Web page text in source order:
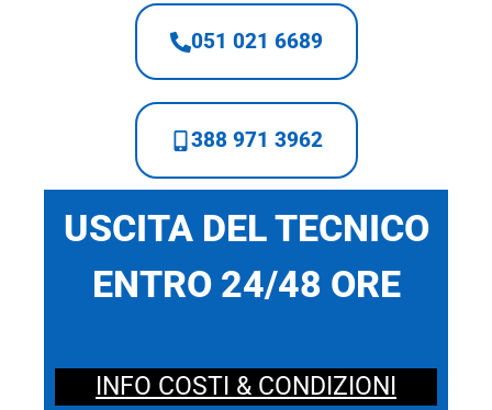
051 021 6689
388 971 3962
USCITA DEL TECNICO
ENTRO 24/48 ORE
INFO COSTI & CONDIZIONI